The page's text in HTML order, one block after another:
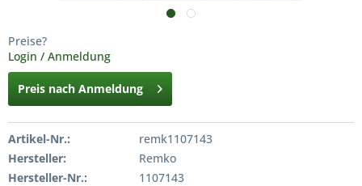
Preise?
Login / Anmeldung
Preis nach Anmeldung
Artikel-Nr.:
remk1107143
Hersteller:
Remko
Hersteller-Nr.:
1107143